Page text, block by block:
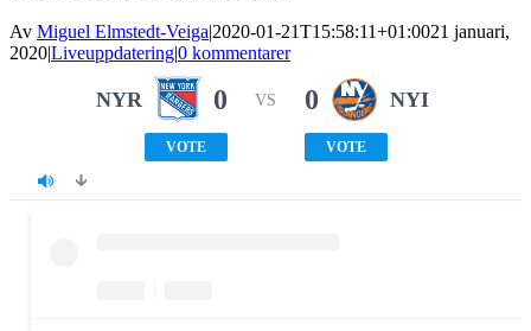
Av Miguel Elmstedt-Veiga|2020-01-21T15:58:11+01:0021 januari,
2020|Liveuppdatering|0 kommentarer
NYR 0
VOTE
VS 0 NYI
VOTE